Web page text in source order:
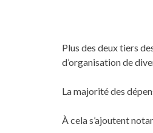
Plus des deux tiers
d’organisation de
La majorité des
À cela s’ajoutent